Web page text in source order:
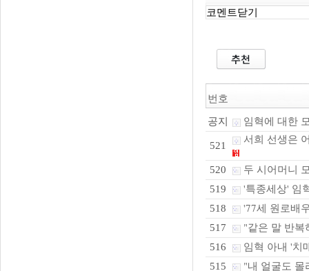
코멘트닫기
번호
공지 임혁에 대한
521 서희 선생은
520 두 시어머니
519 '특종세상' 임
518 '77세 원로배
517 "같은 말 반복
516 임혁 아내 '치
515 "내 얼굴도 몰